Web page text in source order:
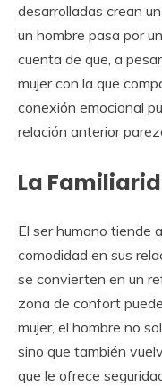
desarrolladas crean
un hombre pasa por
cuenta de que, a
mujer con la que
conexión emocional
relación anterior
La
El ser humano tiende
comodidad en sus
se convierten en un
zona de confort
mujer, el hombre no
sino que también
que le ofrece